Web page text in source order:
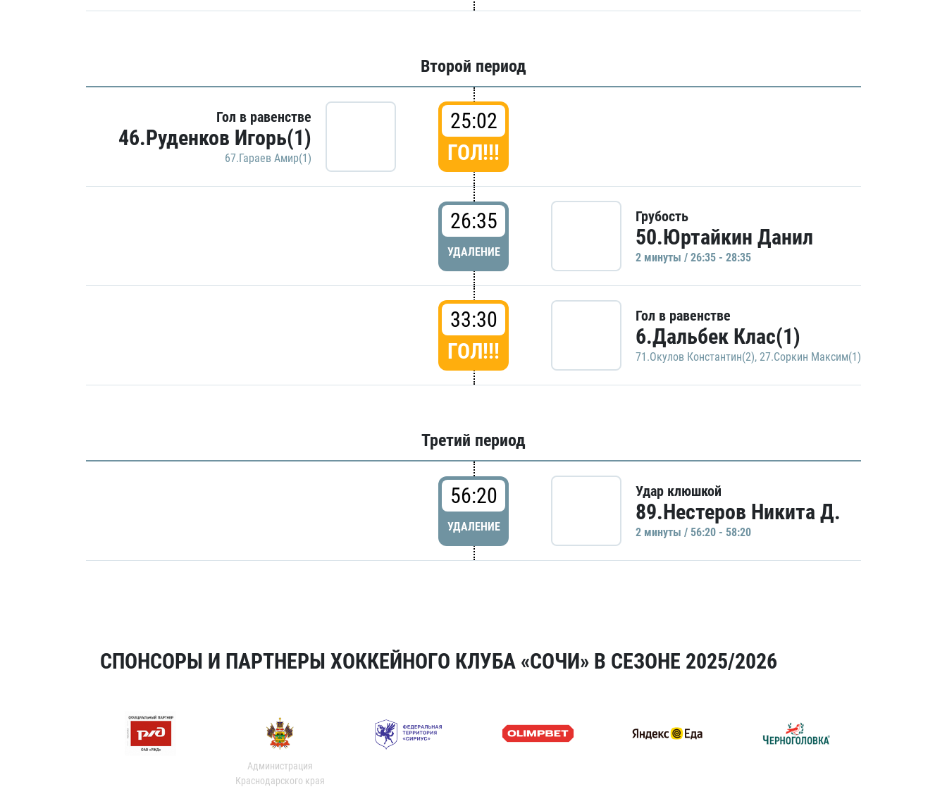
Второй период
Гол в равенстве
46.Руденков Игорь(1)
67.Гараев Амир(1)
25:02
ГОЛ!!!
26:35
УДАЛЕНИЕ
Грубость
50.Юртайкин Данил
2 минуты / 26:35 - 28:35
33:30
ГОЛ!!!
Гол в равенстве
6.Дальбек Клас(1)
71.Окулов Константин(2), 27.Соркин Максим(1)
Третий период
56:20
УДАЛЕНИЕ
Удар клюшкой
89.Нестеров Никита Д.
2 минуты / 56:20 - 58:20
СПОНСОРЫ И ПАРТНЕРЫ ХОККЕЙНОГО КЛУБА «СОЧИ» В СЕЗОНЕ 2025/2026
Администрация
Краснодарского края